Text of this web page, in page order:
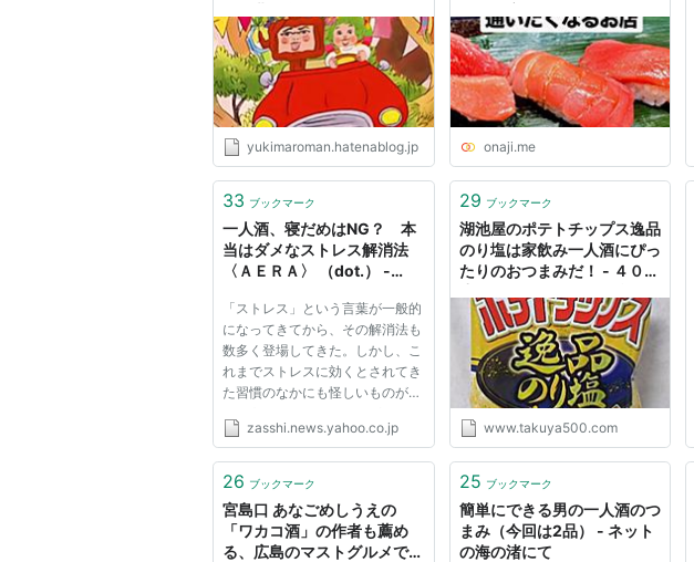
ってません。
yukimaroman.hatenablog.jp onaji.me
33 ブックマーク
一人酒、寝だめはNG？ 本
当はダメなストレス解消法
〈ＡＥＲＡ〉 （dot.） -
「ストレス」という言葉が一般的
になってきてから、その解消法も
数多く登場してきた。しかし、こ
れまでストレスに効くとされてき
た習慣のなかにも怪しいものがけ
レス解消の定番「飲酒」だ。誰か
が、一人酒はNG。考え込んでス
zasshi.news.yahoo.co.jp
29 ブックマーク
湖池屋のポテトチップス逸品
のり塩は家飲み一人酒にぴっ
たりのおつまみだ！ - ４０代
記
www.takuya500.com
26 ブックマーク
宮島口 あなごめしうえの
「ワカコ酒」の作者も薦め
る、広島のマストグルメで一
25 ブックマーク
簡単にできる男の一人酒のつ
まみ（今回は2品） - ネット
の海の渚にて